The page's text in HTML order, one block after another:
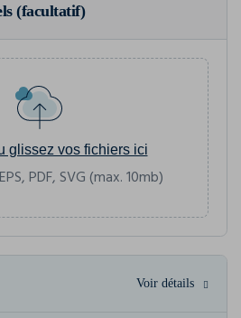
(facultatif)
glissez vos fichiers ici
PDF, SVG (max. 10mb)
Voir détails